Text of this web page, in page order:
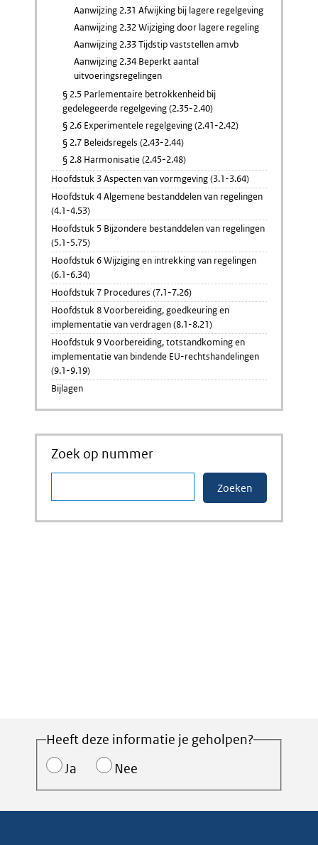
Aanwijzing 2.31 Afwijking bij lagere regelgeving
Aanwijzing 2.32 Wijziging door lagere regeling
Aanwijzing 2.33 Tijdstip vaststellen amvb
Aanwijzing 2.34 Beperkt aantal
uitvoeringsregelingen
§ 2.5 Parlementaire betrokkenheid bij
gedelegeerde regelgeving (2.35-2.40)
§ 2.6 Experimentele regelgeving (2.41-2.42)
§ 2.7 Beleidsregels (2.43-2.44)
§ 2.8 Harmonisatie (2.45-2.48)
Hoofdstuk 3 Aspecten van vormgeving (3.1-3.64)
Hoofdstuk 4 Algemene bestanddelen van regelingen
(4.1-4.53)
Hoofdstuk 5 Bijzondere bestanddelen van regelingen
(5.1-5.75)
Hoofdstuk 6 Wijziging en intrekking van regelingen
(6.1-6.34)
Hoofdstuk 7 Procedures (7.1-7.26)
Hoofdstuk 8 Voorbereiding, goedkeuring en
implementatie van verdragen (8.1-8.21)
Hoofdstuk 9 Voorbereiding, totstandkoming en
implementatie van bindende EU-rechtshandelingen
(9.1-9.19)
Bijlagen
Zoek op nummer
Heeft deze informatie je geholpen?
Ja
Nee